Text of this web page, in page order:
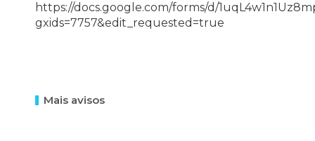
https://docs.google.com/forms/d/
gxids=7757&edit_requested=true
Mais avisos